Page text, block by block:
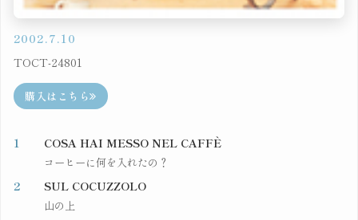
2002.7.10
TOCT-24801
購入はこちら
1 COSA HAI MESSO NEL CAFFÈ
コーヒーに何を入れたの？
2 SUL COCUZZOLO
山の上